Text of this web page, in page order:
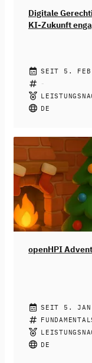
Digitale
KI-Zukunft
JENNIFER FRITZ
Künstliche
geworden. Von
Medien bis hin
können
erkennst und
richtet sich an
alle anderen
SEIT 5.
DE
openHPI
OPENHPI
Der openHPI-
neues Türchen,
digitalen
SEIT 5. JAN.
DE